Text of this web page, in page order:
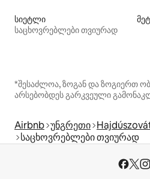
სიეტლი
საცხოვრებლები თვიურად
*შესაძლოა, ზოგან და ზოგიერთ
არსებობდეს გარკვეული
Airbnb უნგრეთი
საცხოვრებლები თვიურად